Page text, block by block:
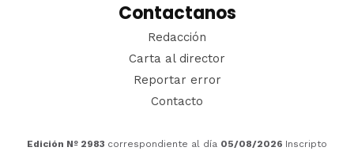
Contactanos
Redacción
Carta al director
Reportar error
Contacto
Edición Nº 2983 correspondiente al día 05/08/2026 Inscripto